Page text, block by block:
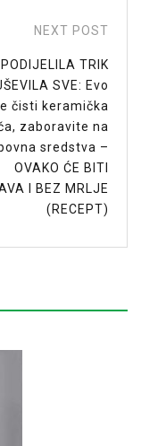
NEXT POST
TRIK
SVE: Evo
čisti keramička
zaboravite na
sredstva –
OVAKO ĆE BITI
I BEZ MRLJE
(RECEPT)